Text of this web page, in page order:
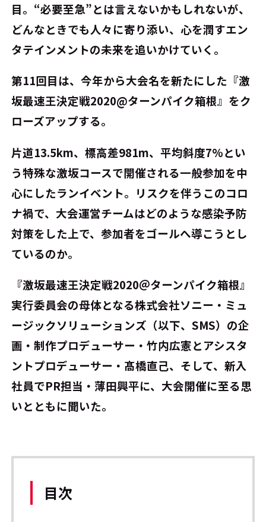
目。“必要至急”とは言えないかもしれないが、
どんなときでも人々に寄り添い、心を潤すエン
タテインメントの未来を追いかけていく。
第11回目は、今年から大会名を新たにした『激
坂最速王決定戦2020@ターンパイク箱根』をク
ローズアップする。
片道13.5km、標高差981m、平均斜度7%とい
う特殊な激坂コースで開催される一般参加を中
心にしたランイベント。リスクを伴うこのコロ
ナ禍で、大会運営チームはどのような感染予防
対策をした上で、参加者をゴールへ導こうとし
ているのか。
『激坂最速王決定戦2020＠ターンパイク箱根』
実行委員会の母体となる株式会社ソニー・ミュ
ージックソリューションズ（以下、SMS）の企
画・制作プロデューサー・竹内広憲とアシスタ
ントプロデューサー・髙橋直己、そして、新入
社員でPR担当・薄田興平に、大会開催に至る思
いとともに聞いた。
目次